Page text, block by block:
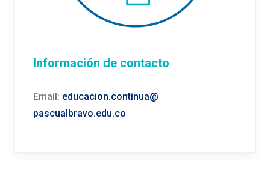
Información de contacto
Email: educacion.continua@
pascualbravo.edu.co